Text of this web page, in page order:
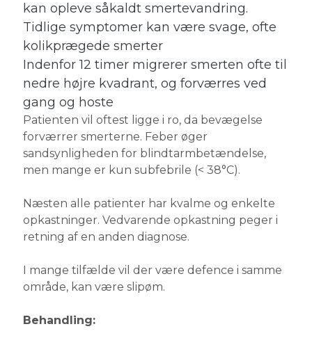
kan opleve såkaldt smertevandring.
Tidlige symptomer kan være svage, ofte
kolikprægede smerter
Indenfor 12 timer migrerer smerten ofte til
nedre højre kvadrant, og forværres ved
gang og hoste
Patienten vil oftest ligge i ro, da bevægelse
forværrer smerterne. Feber øger
sandsynligheden for blindtarmbetændelse,
men mange er kun subfebrile (< 38°C).
Næsten alle patienter har kvalme og enkelte
opkastninger. Vedvarende opkastning peger i
retning af en anden diagnose.
I mange tilfælde vil der være defence i samme
område, kan være slipøm.
Behandling: